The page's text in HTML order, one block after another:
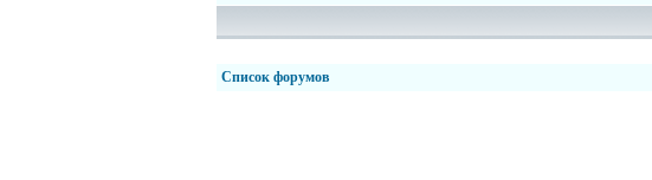
Список форумов